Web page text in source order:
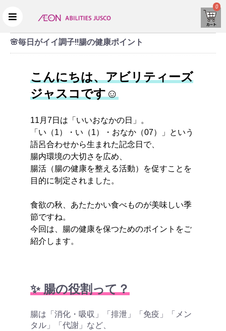
0
🌸毎日がイイ調子!!腸の健康ポイント
こんにちは、アビリティーズ
ジャスコです☺️
11月7日は「いいおなかの日」。
「い（1）・い（1）・おなか（07）」という
語呂合わせから生まれた記念日で、
腸内環境の大切さを広め、
腸活（腸の健康を整える活動）を促すことを
目的に制定されました。
食欲の秋、あたたかい食べものが美味しい季
節ですね。
今回は、腸の健康を保つためのポイントをご
紹介します。
✨ 腸の役割って？
腸は「消化・吸収」「排泄」「免疫」「メン
タル」「代謝」など、